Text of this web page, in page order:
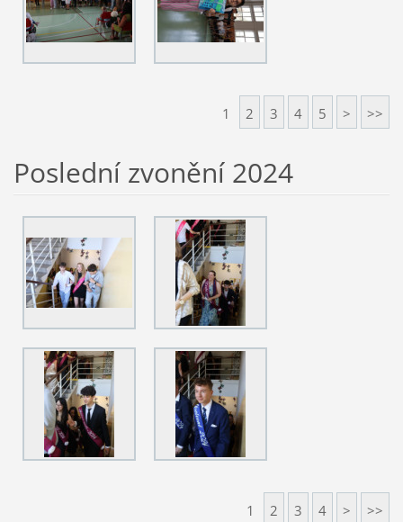
1 2 3 4 5 > >>
Poslední zvonění 2024
1 2 3 4 > >>